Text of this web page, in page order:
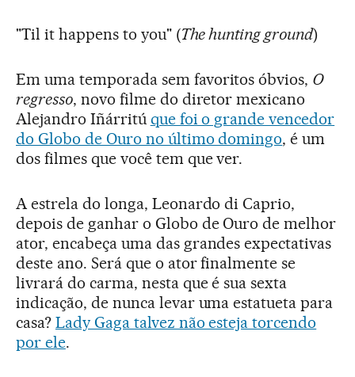
"Til it happens to you" (The hunting ground)
Em uma temporada sem favoritos óbvios, O
regresso, novo filme do diretor mexicano
Alejandro Iñárritú que foi o grande vencedor
do Globo de Ouro no último domingo, é um
dos filmes que você tem que ver.
A estrela do longa, Leonardo di Caprio,
depois de ganhar o Globo de Ouro de melhor
ator, encabeça uma das grandes expectativas
deste ano. Será que o ator finalmente se
livrará do carma, nesta que é sua sexta
indicação, de nunca levar uma estatueta para
casa? Lady Gaga talvez não esteja torcendo
por ele.